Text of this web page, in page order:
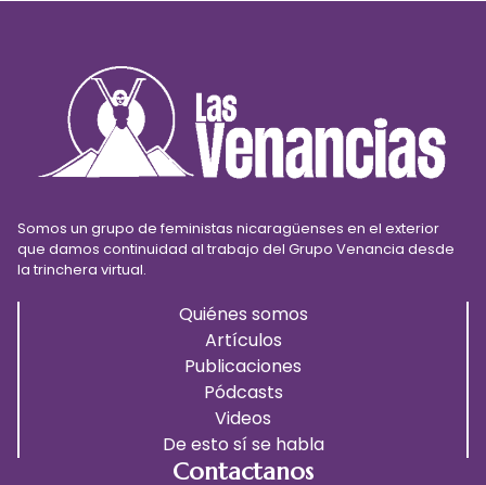
Somos un grupo de feministas nicaragüenses en el exterior
que damos continuidad al trabajo del Grupo Venancia desde
la trinchera virtual.
Quiénes somos
Artículos
Publicaciones
Pódcasts
Videos
De esto sí se habla
Contactanos